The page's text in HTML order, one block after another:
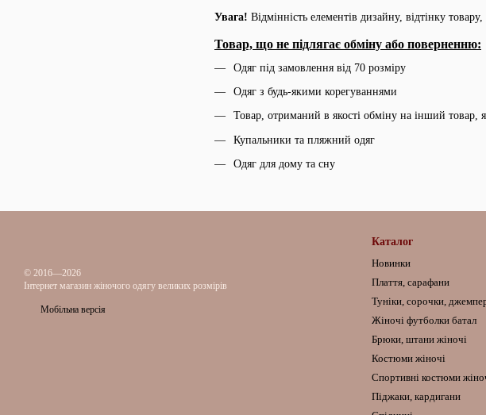
Увага! Відмінність елементів дизайну, відтінку
Товар, що не підлягає обміну або поверненню:
Одяг під замовлення від 70 розміру
Одяг з будь-якими корегуваннями
Товар, отриманий в якості обміну на інший товар,
Купальники та пляжний одяг
Одяг для дому та сну
© 2016—2026
Інтернет магазин жіночого одягу великих розмірів
Мобільна версія
Каталог
Новинки
Плаття, сарафани
Туніки, сорочки,
Жіночі футболки батал
Брюки, штани жіночі
Костюми жіночі
Спортивні костюми
Піджаки, кардигани